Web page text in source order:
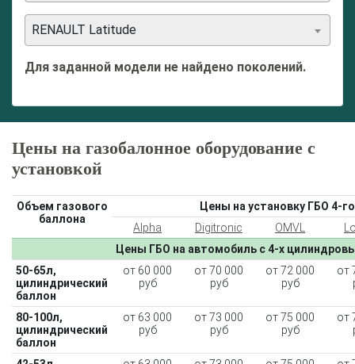
RENAULT Latitude
Для заданной модели не найдено поколений.
Цены на газобалонное оборудование с
установкой
Объем газового
баллона
Цены на установку ГБО 4-
Alpha
Digitronic OMVL
Цены ГБО на автомобиль с 4-х
50-65л,
цилиндрический
баллон
от 60 000
руб
от 70 000
руб
от 72 000
руб
от
80-100л,
цилиндрический
баллон
от 63 000
руб
от 73 000
руб
от 75 000
руб
от